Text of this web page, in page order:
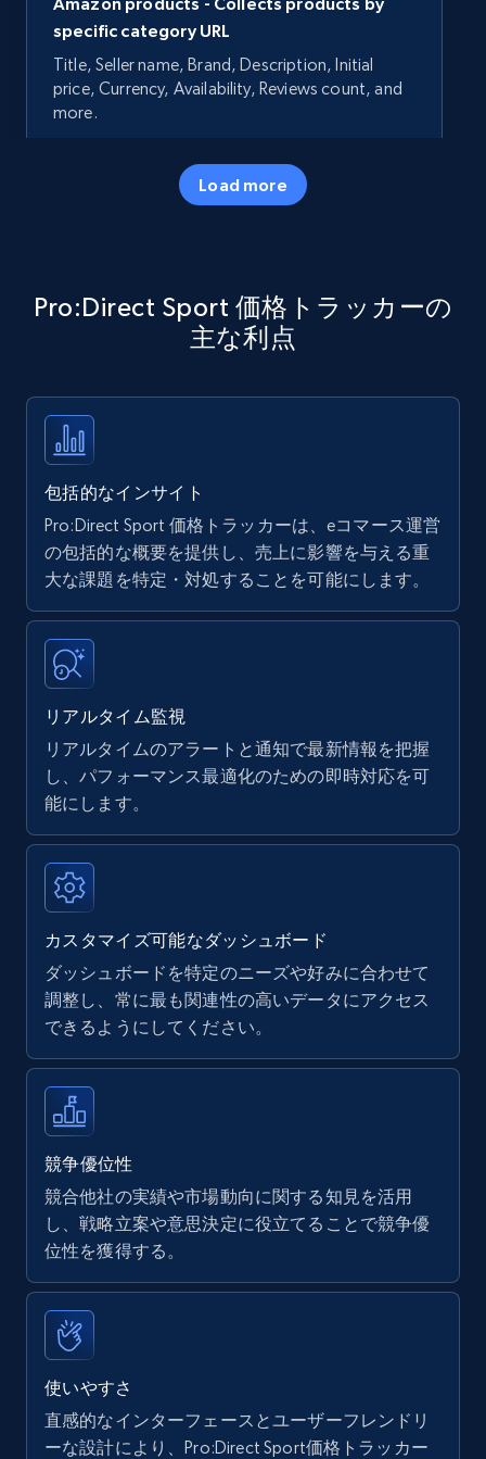
specific category URL
Title, Seller name, Brand, Description, Initial
price, Currency, Availability, Reviews count, and
more.
5.7K+ 今すぐ始める
specific keywords
Title, Seller name, Brand, Description, Initial
35.3K+
Amazon products - find products by using
upc numbers
Title, Seller name, Brand, Description, Initial
price, Currency, Availability, Reviews count, and
more.
35.3K+ 5.7K+
URL, Product name, Product rating, Product
rating object, Product rating max, Rating,
Author name, Asin, and more.
7.4K+ 872+ 今すぐ始める
Walmart - products
URL, Final price, Sku, Currency, Gtin,
Specifications, Image urls, Top reviews, and
more.
5.6K+ 877+ 今すぐ始める
Walmart - products - Find new products by
using specific category URL
URL, Final price, Sku, Currency, Gtin,
Specifications, Image urls, Top reviews, and
more.
Load more
Pro:Direct Sport 価格トラッカーの
主な利点
包括的なインサイト
Pro:Direct Sport 価格トラッカーは、eコマース運営
の包括的な概要を提供し、売上に影響を与える重
大な課題を特定・対処することを可能にします。
リアルタイム監視
リアルタイムのアラートと通知で最新情報を把握
し、パフォーマンス最適化のための即時対応を可
能にします。
カスタマイズ可能なダッシュボード
ダッシュボードを特定のニーズや好みに合わせて
調整し、常に最も関連性の高いデータにアクセス
できるようにしてください。
競争優位性
競合他社の実績や市場動向に関する知見を活用
し、戦略立案や意思決定に役立てることで競争優
位性を獲得する。
使いやすさ
直感的なインターフェースとユーザーフレンドリ
ーな設計により、Pro:Direct Sport価格トラッカー